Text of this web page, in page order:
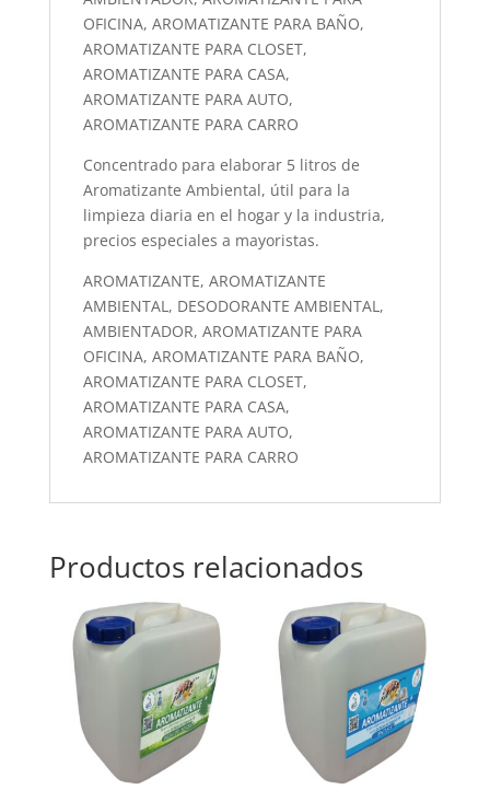
OFICINA, AROMATIZANTE PARA BAÑO,
AROMATIZANTE PARA CLOSET,
AROMATIZANTE PARA CASA,
AROMATIZANTE PARA AUTO,
AROMATIZANTE PARA CARRO
Concentrado para elaborar 5 litros de
Aromatizante Ambiental, útil para la
limpieza diaria en el hogar y la industria,
precios especiales a mayoristas.
AROMATIZANTE, AROMATIZANTE
AMBIENTAL, DESODORANTE AMBIENTAL,
AMBIENTADOR, AROMATIZANTE PARA
OFICINA, AROMATIZANTE PARA BAÑO,
AROMATIZANTE PARA CLOSET,
AROMATIZANTE PARA CASA,
AROMATIZANTE PARA AUTO,
AROMATIZANTE PARA CARRO
Productos relacionados